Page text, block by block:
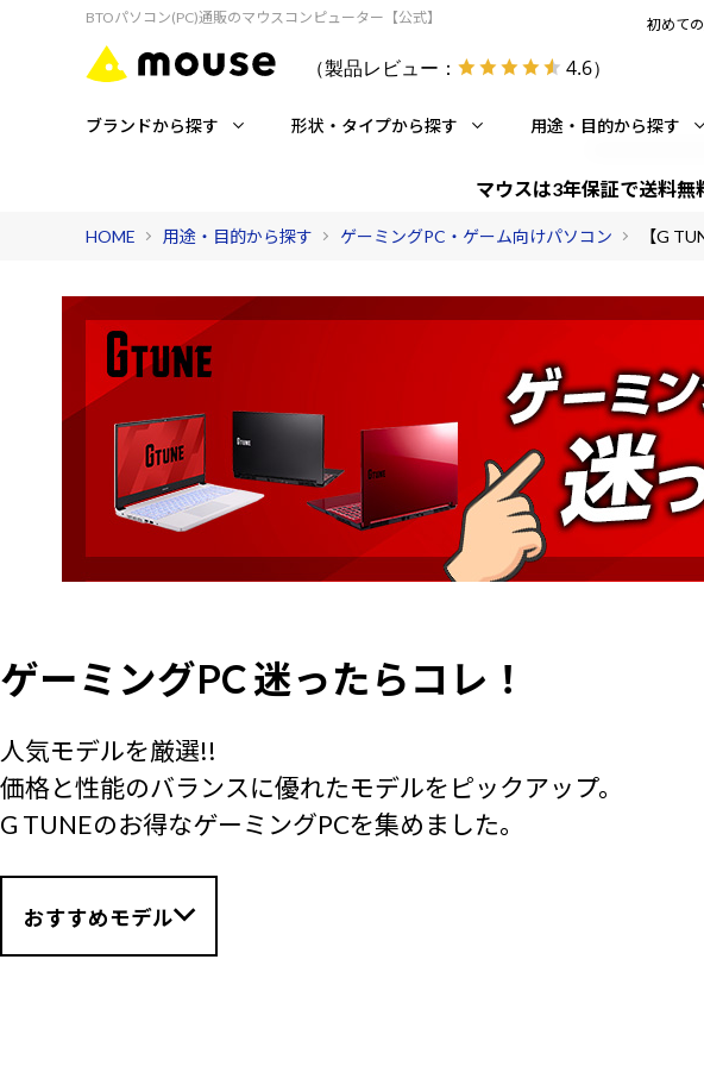
BTOパソコン(PC)通販のマウスコンピューター【公式】
（製品レビュー： 4.6）
初めて
ブランドから探す 形状・タイプから探す 用途・目的から探す
マウスは3年保証で送料無
HOME 用途・目的から探す ゲーミングPC・ゲーム向けパソコン 【G
ゲーミングPC 迷ったらコレ！
人気モデルを厳選!!
価格と性能のバランスに優れたモデルをピックアップ。
G TUNEのお得なゲーミングPCを集めました。
おすすめモデル